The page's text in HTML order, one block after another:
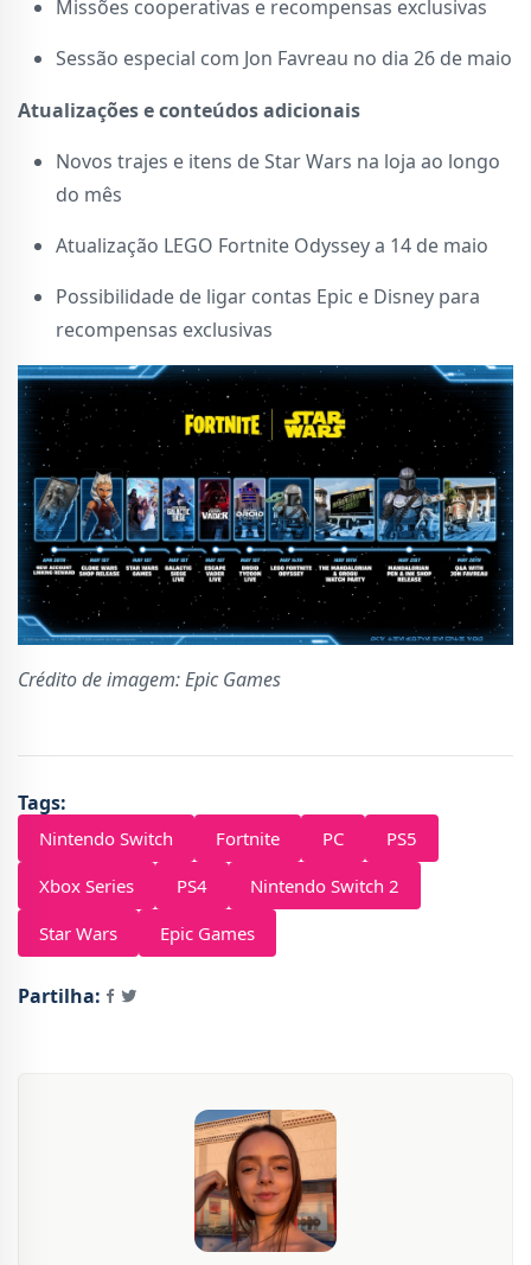
Missões cooperativas e recompensas exclusivas
Sessão especial com Jon Favreau no dia 26 de maio
Atualizações e conteúdos adicionais
Novos trajes e itens de Star Wars na loja ao longo
do mês
Atualização LEGO Fortnite Odyssey a 14 de maio
Possibilidade de ligar contas Epic e Disney para
recompensas exclusivas
Crédito de imagem: Epic Games
Tags:
Nintendo Switch Fortnite PC
PS5
Xbox Series
PS4
Nintendo Switch 2
Star Wars
Epic Games
Partilha: